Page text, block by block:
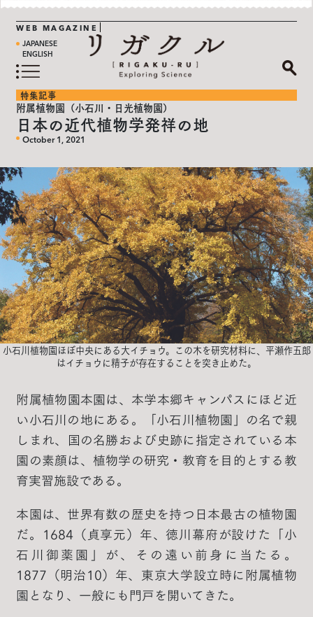
WEB MAGAZINE
JAPANESE
ENGLISH
特集記事
附属植物園（小石川・日光植物園）
日本の近代植物学発祥の地
October 1, 2021
小石川植物園ほぼ中央にある大イチョウ。この木を研究材料に、平瀬作五郎
はイチョウに精子が存在することを突き止めた。
附属植物園本園は、本学本郷キャンパスにほど近
い小石川の地にある。「小石川植物園」の名で親
しまれ、国の名勝および史跡に指定されている本
園の素顔は、植物学の研究・教育を目的とする教
育実習施設である。
本園は、世界有数の歴史を持つ日本最古の植物園
だ。1684（貞享元）年、徳川幕府が設けた「小
石川御薬園」が、その遠い前身に当たる。
1877（明治10）年、東京大学設立時に附属植物
園となり、一般にも門戸を開いてきた。